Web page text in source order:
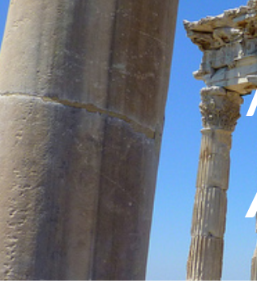
Skip to main content